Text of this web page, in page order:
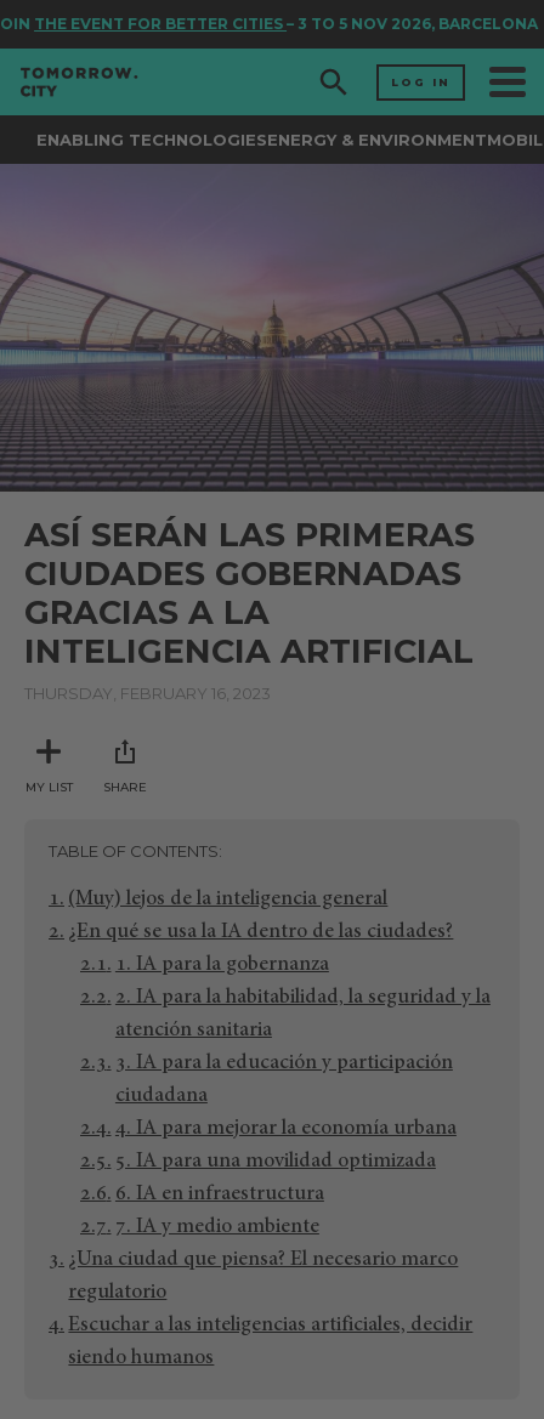
THE EVENT FOR BETTER CITIES– 3 TO 5 NOV 2026, BARCELONA
LOG IN
ENABLING TECHNOLOGIESENERGY & ENVIRONMENT
ASÍ SERÁN LAS PRIMERAS
CIUDADES GOBERNADAS
GRACIAS A LA
INTELIGENCIA ARTIFICIAL
THURSDAY, FEBRUARY 16, 2023
MY LIST SHARE
TABLE OF CONTENTS
(Muy) lejos de la inteligencia general
¿En qué se usa la IA dentro de las ciudades?
1. IA para la gobernanza
2. IA para la habitabilidad, la seguridad y la
atención sanitaria
3. IA para la educación y participación
ciudadana
4. IA para mejorar la economía urbana
5. IA para una movilidad optimizada
6. IA en infraestructura
7. IA y medio ambiente
¿Una ciudad que piensa? El necesario marco
regulatorio
Escuchar a las inteligencias artificiales, decidir
siendo humanos